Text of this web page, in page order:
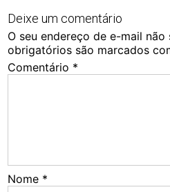
Deixe um comentário
O seu endereço de e-mail não
obrigatórios são marcados
Comentário *
Nome *